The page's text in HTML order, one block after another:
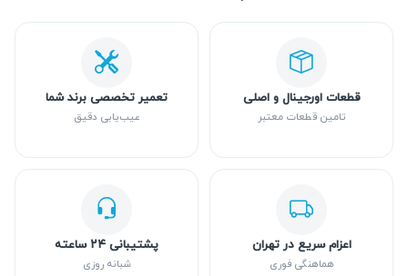
قطعات اورجینال و اصلی
تامین قطعات معتبر
تعمیر تخصصی برند شما
عیب‌یابی دقیق
اعزام سریع در تهران
هماهنگی فوری
پشتیبانی ۲۴ ساعته
شبانه روزی